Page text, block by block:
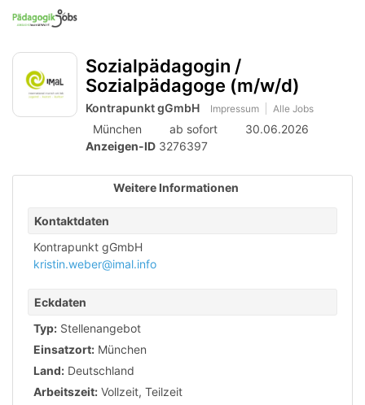
Accessibility
Modus
Navigation
Inhalt
mobilem
Endgerät
Sozialpädagogin /
Sozialpädagoge (m/w/d)
Kontrapunkt gGmbH Impressum Alle Jobs
München ab sofort
30.06.2026
Anzeigen-ID 3276397
Weitere Informationen
Kontaktdaten
Kontrapunkt gGmbH
kristin.weber@imal.info
Eckdaten
Typ: Stellenangebot
Einsatzort: München
Land: Deutschland
Arbeitszeit: Vollzeit, Teilzeit